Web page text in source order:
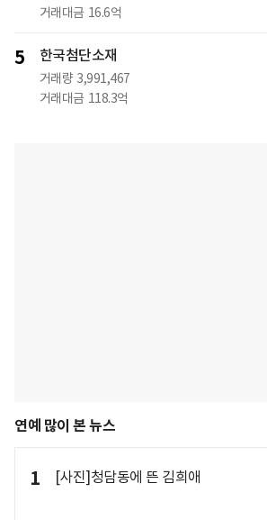
거래대금 16.6억
5 한국첨단소재
거래량 3,991,467
거래대금 118.3억
연예 많이 본 뉴스
1 [사진]청담동에 뜬 김희애